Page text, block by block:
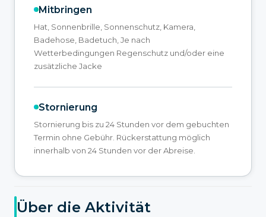
Mitbringen
Hat, Sonnenbrille, Sonnenschutz, Kamera,
Badehose, Badetuch, Je nach
Wetterbedingungen Regenschutz und/oder eine
zusätzliche Jacke
Stornierung
Stornierung bis zu 24 Stunden vor dem gebuchten
Termin ohne Gebühr. Rückerstattung möglich
innerhalb von 24 Stunden vor der Abreise.
Über die Aktivität